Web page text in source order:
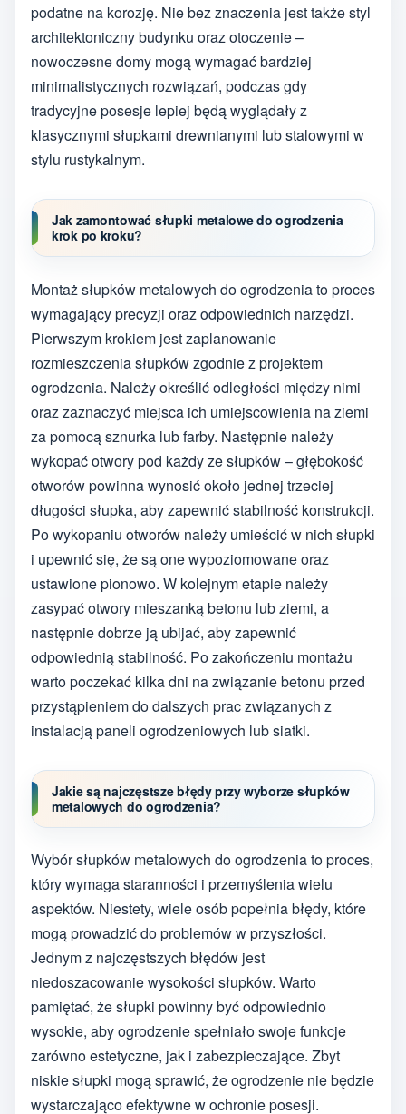
podatne na korozję. Nie bez znaczenia jest także styl
architektoniczny budynku oraz otoczenie –
nowoczesne domy mogą wymagać bardziej
minimalistycznych rozwiązań, podczas gdy
tradycyjne posesje lepiej będą wyglądały z
klasycznymi słupkami drewnianymi lub stalowymi w
stylu rustykalnym.
Jak zamontować słupki metalowe do ogrodzenia
krok po kroku?
Montaż słupków metalowych do ogrodzenia to proces
wymagający precyzji oraz odpowiednich narzędzi.
Pierwszym krokiem jest zaplanowanie
rozmieszczenia słupków zgodnie z projektem
ogrodzenia. Należy określić odległości między nimi
oraz zaznaczyć miejsca ich umiejscowienia na ziemi
za pomocą sznurka lub farby. Następnie należy
wykopać otwory pod każdy ze słupków – głębokość
otworów powinna wynosić około jednej trzeciej
długości słupka, aby zapewnić stabilność konstrukcji.
Po wykopaniu otworów należy umieścić w nich słupki
i upewnić się, że są one wypoziomowane oraz
ustawione pionowo. W kolejnym etapie należy
zasypać otwory mieszanką betonu lub ziemi, a
następnie dobrze ją ubijać, aby zapewnić
odpowiednią stabilność. Po zakończeniu montażu
warto poczekać kilka dni na związanie betonu przed
przystąpieniem do dalszych prac związanych z
instalacją paneli ogrodzeniowych lub siatki.
Jakie są najczęstsze błędy przy wyborze słupków
metalowych do ogrodzenia?
Wybór słupków metalowych do ogrodzenia to proces,
który wymaga staranności i przemyślenia wielu
aspektów. Niestety, wiele osób popełnia błędy, które
mogą prowadzić do problemów w przyszłości.
Jednym z najczęstszych błędów jest
niedoszacowanie wysokości słupków. Warto
pamiętać, że słupki powinny być odpowiednio
wysokie, aby ogrodzenie spełniało swoje funkcje
zarówno estetyczne, jak i zabezpieczające. Zbyt
niskie słupki mogą sprawić, że ogrodzenie nie będzie
wystarczająco efektywne w ochronie posesji.